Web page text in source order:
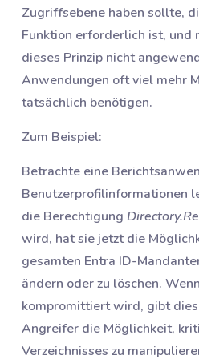
Zugriffsebene haben sollte,
Funktion erforderlich ist, und
dieses Prinzip nicht
Anwendungen oft viel mehr
tatsächlich benötigen.
Zum Beispiel:
Betrachte eine
Benutzerprofilinformationen
die Berechtigung
wird, hat sie jetzt die
gesamten Entra ID-
ändern oder zu löschen.
kompromittiert wird, gibt
Angreifer die Möglichkeit,
Verzeichnisses zu